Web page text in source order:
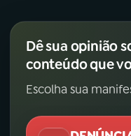
Dê sua opinião
conteúdo que
Escolha sua